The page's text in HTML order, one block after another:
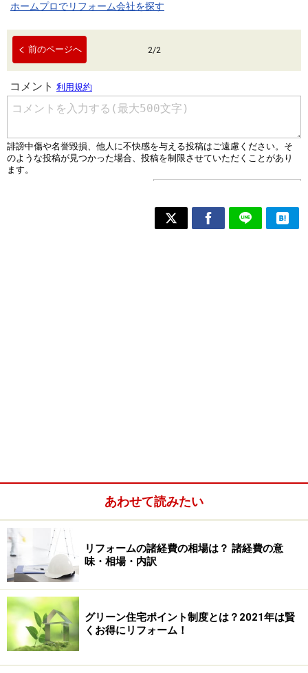
ホームプロでリフォーム会社を探す
前のページへ 2/2
あわせて読みたい
リフォームの諸経費の相場は？ 諸経費の意
味・相場・内訳
グリーン住宅ポイント制度とは？2021年は賢
くお得にリフォーム！